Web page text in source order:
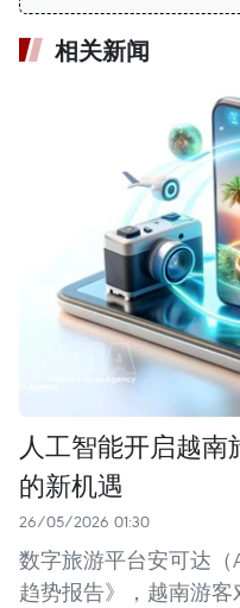
相关新闻
人工智能开启越
的新机遇
26/05/2026 01:30
数字旅游平台安可达
趋势报告》，越南游